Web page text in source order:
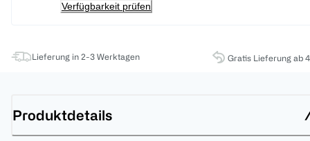
Verfügbarkeit prüfen
Lieferung in 2-3 Werktagen Gratis Lieferung ab
Produktdetails